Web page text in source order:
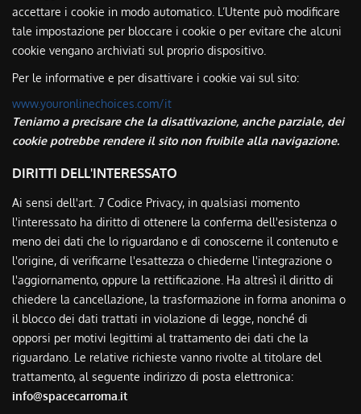
accettare i cookie in modo automatico. L’Utente può modificare
tale impostazione per bloccare i cookie o per evitare che alcuni
cookie vengano archiviati sul proprio dispositivo.
Per le informative e per disattivare i cookie vai sul sito:
www.youronlinechoices.com/it
Teniamo a precisare che la disattivazione, anche parziale, dei
cookie potrebbe rendere il sito non fruibile alla navigazione.
DIRITTI DELL'INTERESSATO
Ai sensi dell'art. 7 Codice Privacy, in qualsiasi momento
l'interessato ha diritto di ottenere la conferma dell'esistenza o
meno dei dati che lo riguardano e di conoscerne il contenuto e
l'origine, di verificarne l'esattezza o chiederne l'integrazione o
l'aggiornamento, oppure la rettificazione. Ha altresì il diritto di
chiedere la cancellazione, la trasformazione in forma anonima o
il blocco dei dati trattati in violazione di legge, nonché di
opporsi per motivi legittimi al trattamento dei dati che la
riguardano. Le relative richieste vanno rivolte al titolare del
trattamento, al seguente indirizzo di posta elettronica:
info@spacecarroma.it